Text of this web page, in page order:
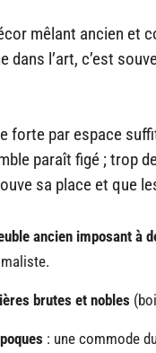
mêlant ancien et
dans l’art, c’est
forte par espace
paraît figé ; trop
sa place et que
ancien imposant à
brutes et nobles
: une commode